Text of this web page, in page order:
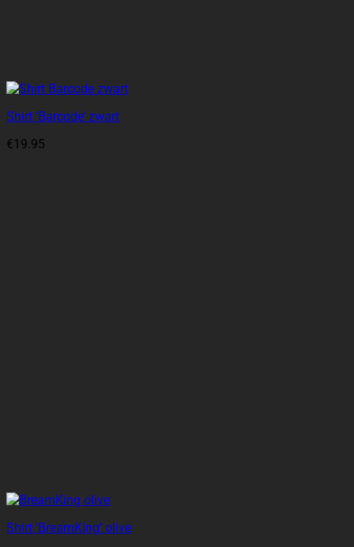
Shirt ‘Barcode’ zwart
€19.95
Shirt ‘BreamKing’ olive